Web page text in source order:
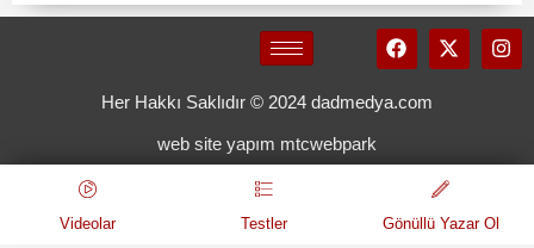
Her Hakkı Saklıdır © 2024 dadmedya.com
web site yapım mtcwebpark
Videolar Testler Gönüllü Yazar Ol